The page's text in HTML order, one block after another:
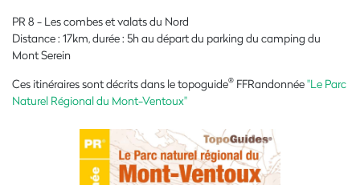
PR 8 - Les combes et valats du Nord
Distance : 17km, durée : 5h au départ du parking du camping du
Mont Serein
Ces itinéraires sont décrits dans le topoguide® FFRandonnée"Le Parc
Naturel Régional du Mont-Ventoux"